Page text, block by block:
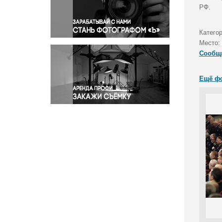
Правосудие
Происшествия и конфликты
Религия
Светская жизнь
Спорт
Экология
Экономика и бизнес
РФ.
Место:
Ещё